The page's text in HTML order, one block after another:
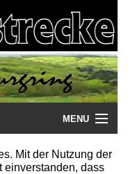
MENU
Mit der Nutzung der
einverstanden, dass